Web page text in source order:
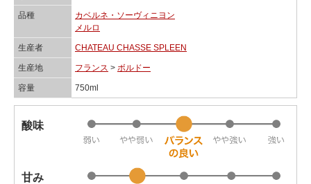
品種
カベルネ・ソーヴィニヨン
メルロ
生産者 CHATEAU CHASSE SPLEEN
生産地 フランス > ボルドー
容量 750ml
酸味
甘み